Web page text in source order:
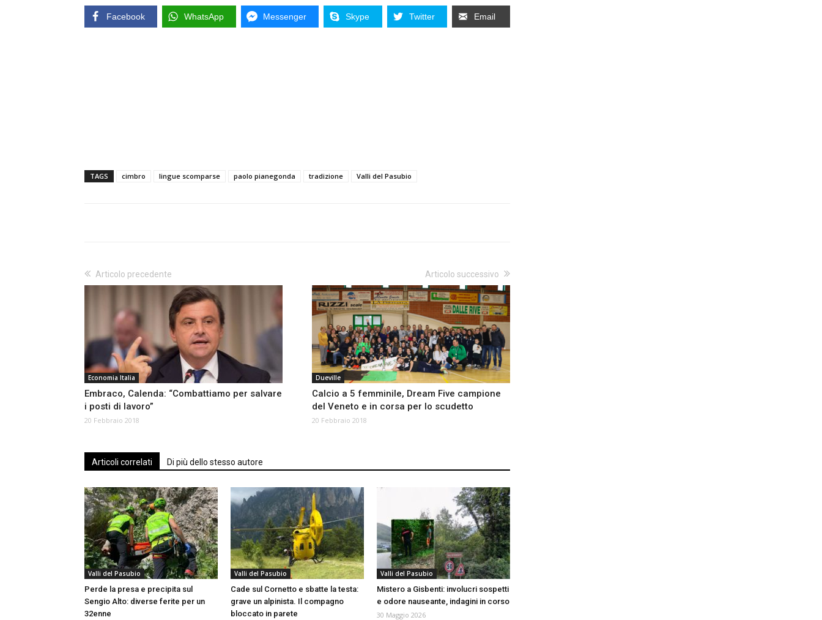
Facebook WhatsApp Messenger Skype Twitter Email
TAGS cimbro lingue scomparse paolo pianegonda tradizione Valli del Pasubio
Articolo precedente
Economia Italia
Embraco, Calenda: “Combattiamo per salvare
i posti di lavoro”
20 Febbraio 2018
Articolo successivo
Dueville
Calcio a 5 femminile, Dream Five campione
del Veneto e in corsa per lo scudetto
20 Febbraio 2018
Articoli correlati Di più dello stesso autore
Valli del Pasubio
Perde la presa e precipita sul
Sengio Alto: diverse ferite per un
32enne
Valli del Pasubio
Cade sul Cornetto e sbatte la testa:
grave un alpinista. Il compagno
bloccato in parete
Valli del Pasubio
Mistero a Gisbenti: involucri sospetti
e odore nauseante, indagini in corso
30 Maggio 2026